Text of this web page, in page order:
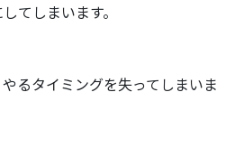
てしまいます。
るタイミングを失ってしまいま